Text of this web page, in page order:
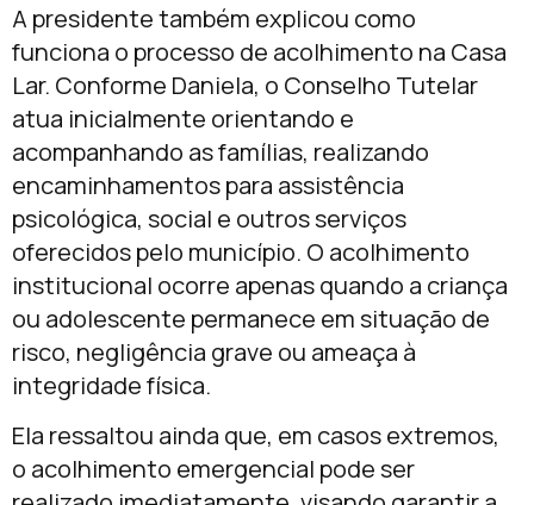
A presidente também explicou como
funciona o processo de acolhimento na Casa
Lar. Conforme Daniela, o Conselho Tutelar
atua inicialmente orientando e
acompanhando as famílias, realizando
encaminhamentos para assistência
psicológica, social e outros serviços
oferecidos pelo município. O acolhimento
institucional ocorre apenas quando a criança
ou adolescente permanece em situação de
risco, negligência grave ou ameaça à
integridade física.
Ela ressaltou ainda que, em casos extremos,
o acolhimento emergencial pode ser